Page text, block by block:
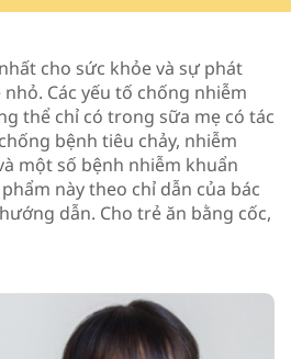
cho sức khỏe và sự phát
Các yếu tố chống nhiễm
thể chỉ có trong sữa mẹ có tác
bệnh tiêu chảy, nhiễm
một số bệnh nhiễm khuẩn
này theo chỉ dẫn của bác
dẫn. Cho trẻ ăn bằng cốc,